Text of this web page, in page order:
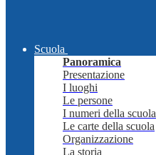
Scuola
Panoramica
Presentazione
I luoghi
Le persone
I numeri della scuola
Le carte della scuola
Organizzazione
La storia